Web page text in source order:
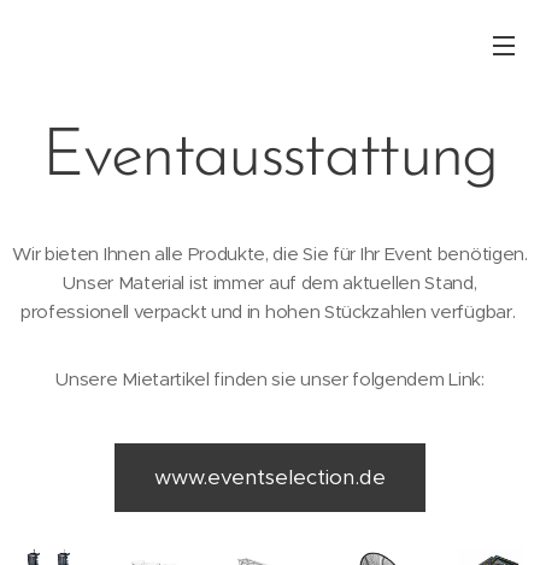
Eventausstattung
Wir bieten Ihnen alle Produkte, die Sie für Ihr Event benötigen.
Unser Material ist immer auf dem aktuellen Stand,
professionell verpackt und in hohen Stückzahlen verfügbar.
Unsere Mietartikel finden sie unser folgendem Link:
www.eventselection.de